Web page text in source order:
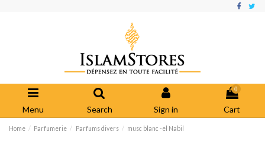
Menu Search Sign in
0
Cart
Home Parfumerie Parfums divers musc blanc -el Nabil